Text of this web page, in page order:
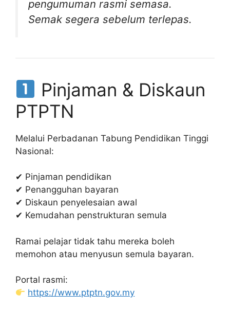
pengumuman rasmi semasa.
Semak segera sebelum terlepas.
Pinjaman & Diskaun
PTPTN
Melalui Perbadanan Tabung Pendidikan Tinggi
Nasional:
✔ Pinjaman pendidikan
✔ Penangguhan bayaran
✔ Diskaun penyelesaian awal
✔ Kemudahan penstrukturan semula
Ramai pelajar tidak tahu mereka boleh
memohon atau menyusun semula bayaran.
Portal rasmi:
https://www.ptptn.gov.my